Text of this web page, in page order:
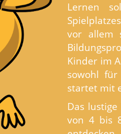
Lernen
vor allem
Kinder im
sowohl
startet mit
Das
von 4 bis